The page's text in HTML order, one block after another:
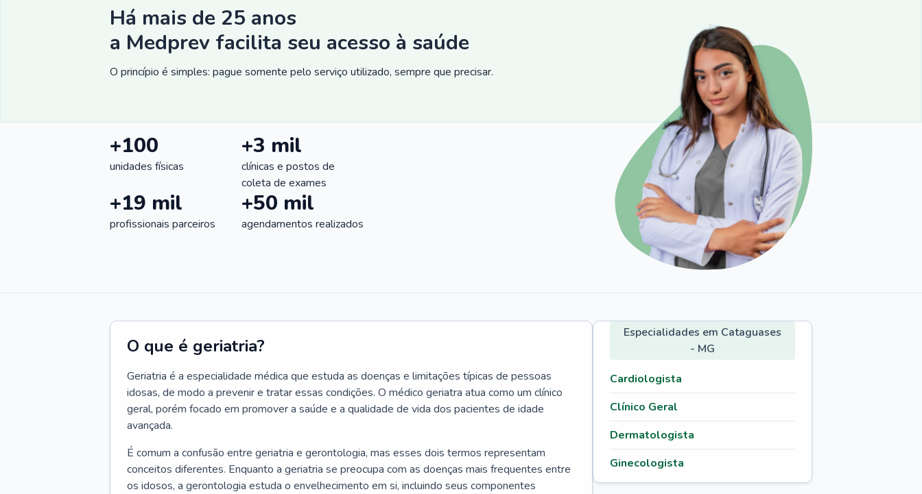
Há mais de 25 anos
a Medprev facilita seu acesso à saúde
O princípio é simples: pague somente pelo serviço utilizado, sempre que precisar.
+100
unidades físicas
+3 mil
clínicas e postos de
coleta de exames
+19 mil
profissionais parceiros
+50 mil
agendamentos realizados
O que é geriatria?
Geriatria é a especialidade médica que estuda as doenças e limitações típicas de pessoas
idosas, de modo a prevenir e tratar essas condições. O médico geriatra atua como um clínico
geral, porém focado em promover a saúde e a qualidade de vida dos pacientes de idade
avançada.
É comum a confusão entre geriatria e gerontologia, mas esses dois termos representam
conceitos diferentes. Enquanto a geriatria se preocupa com as doenças mais frequentes entre
os idosos, a gerontologia estuda o envelhecimento em si, incluindo seus componentes
Especialidades em Cataguases
- MG
Cardiologista
Clínico Geral
Dermatologista
Ginecologista